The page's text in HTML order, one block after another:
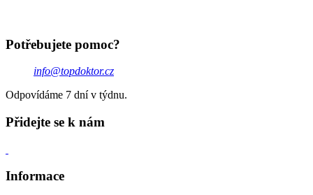
Potřebujete pomoc?
info@topdoktor.cz
Odpovídáme 7 dní v týdnu.
Přidejte se k nám
Informace